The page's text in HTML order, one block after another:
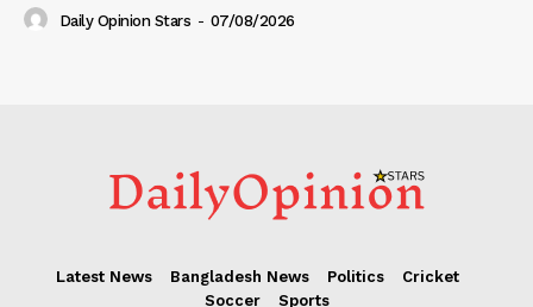
Daily Opinion Stars - 07/08/2026
Latest News Bangladesh News Politics
Cricket
Soccer
Sports